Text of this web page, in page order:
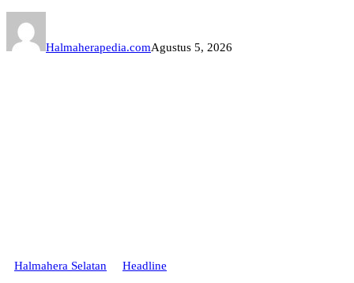
Halmaherapedia.comAgustus 5, 2026
Halmahera Selatan Headline